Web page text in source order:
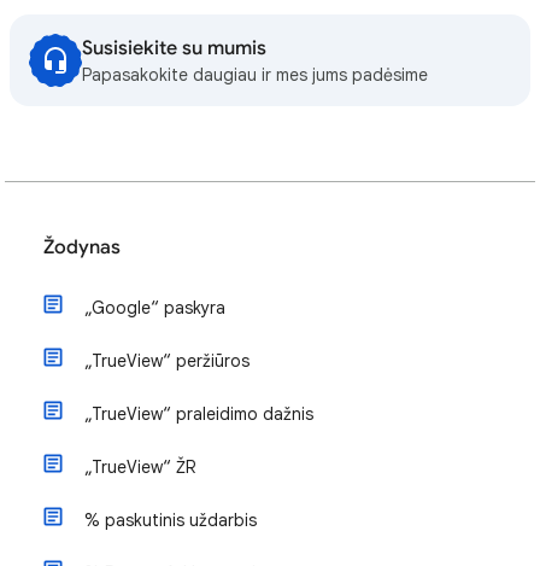
Susisiekite su mumis
Papasakokite daugiau ir mes jums padėsime
Žodynas
„Google“ paskyra
„TrueView“ peržiūros
„TrueView“ praleidimo dažnis
„TrueView“ ŽR
% paskutinis uždarbis